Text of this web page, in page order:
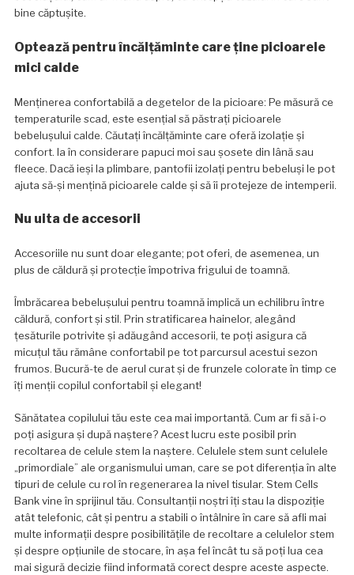
bine căptușite.
Optează pentru încălțăminte care ține picioarele
mici calde
Menținerea confortabilă a degetelor de la picioare: Pe măsură ce
temperaturile scad, este esențial să păstrați picioarele
bebelușului calde. Căutați încălțăminte care oferă izolație și
confort. Ia în considerare papuci moi sau șosete din lână sau
fleece. Dacă ieși la plimbare, pantofii izolați pentru bebeluși le pot
ajuta să-și mențină picioarele calde și să îi protejeze de intemperii.
Nu uita de accesorii
Accesoriile nu sunt doar elegante; pot oferi, de asemenea, un
plus de căldură și protecție împotriva frigului de toamnă.
Îmbrăcarea bebelușului pentru toamnă implică un echilibru între
căldură, confort și stil. Prin stratificarea hainelor, alegând
țesăturile potrivite și adăugând accesorii, te poți asigura că
micuțul tău rămâne confortabil pe tot parcursul acestui sezon
frumos. Bucură-te de aerul curat și de frunzele colorate în timp ce
îți menții copilul confortabil și elegant!
Sănătatea copilului tău este cea mai importantă. Cum ar fi să i-o
poți asigura și după naștere? Acest lucru este posibil prin
recoltarea de celule stem la naștere. Celulele stem sunt celulele
„primordiale” ale organismului uman, care se pot diferenția în alte
tipuri de celule cu rol în regenerarea la nivel tisular. Stem Cells
Bank vine în sprijinul tău. Consultanții noștri îți stau la dispoziție
atât telefonic, cât și pentru a stabili o întâlnire în care să afli mai
multe informații despre posibilitățile de recoltare a celulelor stem
și despre opțiunile de stocare, în așa fel încât tu să poți lua cea
mai sigură decizie fiind informată corect despre aceste aspecte.